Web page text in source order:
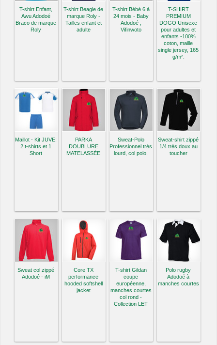
T-shirt Enfant,
Awu Adodoé
Braco de marque
Roly
T-shirt Beagle de
marque Roly -
Tailles enfant et
adulte
T-shirt Bébé 6 à
24 mois - Baby
Adodoé ,
Vifinwoto
T-SHIRT
PREMIUM
DOGO Unisexe
pour adultes et
enfants -100%
coton, maille
single jersey, 165
g/m².
Maillot - Kit JUVE:
2 t-shirts et 1
Short
PARKA
DOUBLURE
MATELASSÉE
Sweat-Polo
Professionnel très
lourd, col polo.
Sweat-shirt zippé
1/4 très doux au
toucher
Sweat col zippé
Adodoé - iM
Core TX
performance
hooded softshell
jacket
T-shirt Gildan
coupe
européenne,
manches courtes
col rond -
Collection LET
Polo rugby
Adodoé à
manches courtes